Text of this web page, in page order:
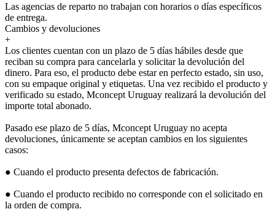
Las agencias de reparto no trabajan con horarios o días específicos
de entrega.
Cambios y devoluciones
+
Los clientes cuentan con un plazo de 5 días hábiles desde que
reciban su compra para cancelarla y solicitar la devolución del
dinero. Para eso, el producto debe estar en perfecto estado, sin uso,
con su empaque original y etiquetas. Una vez recibido el producto y
verificado su estado, Mconcept Uruguay realizará la devolución del
importe total abonado.
Pasado ese plazo de 5 días, Mconcept Uruguay no acepta
devoluciones, únicamente se aceptan cambios en los siguientes
casos:
● Cuando el producto presenta defectos de fabricación.
● Cuando el producto recibido no corresponde con el solicitado en
la orden de compra.